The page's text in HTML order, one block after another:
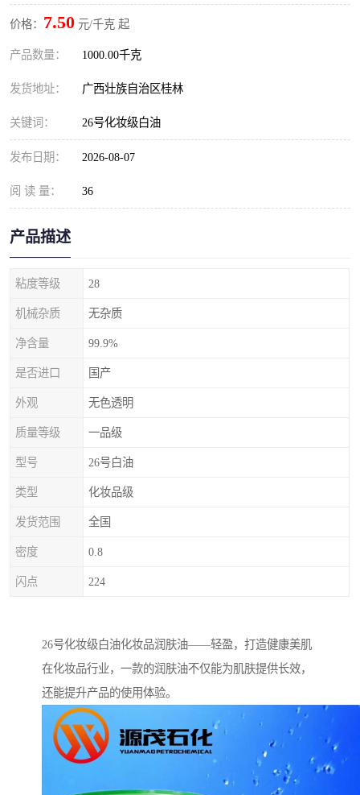
价格： 7.50 元/千克 起
产品数量： 1000.00千克
发货地址： 广西壮族自治区桂林
关键词： 26号化妆级白油
发布日期： 2026-08-07
阅 读 量： 36
产品描述
粘度等级 28
机械杂质 无杂质
净含量 99.9%
是否进口 国产
外观 无色透明
质量等级 一品级
型号 26号白油
类型 化妆品级
发货范围 全国
密度 0.8
闪点 224
26号化妆级白油化妆品润肤油——轻盈，打造健康美肌
在化妆品行业，一款的润肤油不仅能为肌肤提供长效，
还能提升产品的使用体验。